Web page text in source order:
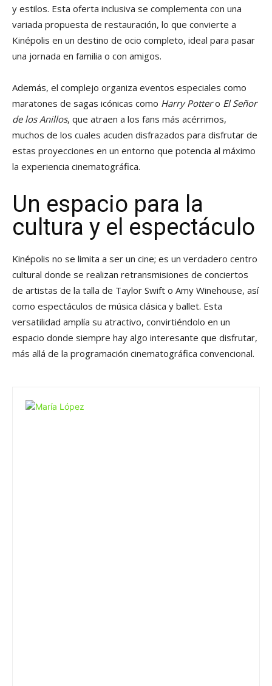
y estilos. Esta oferta inclusiva se complementa con una
variada propuesta de restauración, lo que convierte a
Kinépolis en un destino de ocio completo, ideal para pasar
una jornada en familia o con amigos.
Además, el complejo organiza eventos especiales como
maratones de sagas icónicas como Harry Pottero El Señor
de los Anillos, que atraen a los fans más acérrimos,
muchos de los cuales acuden disfrazados para disfrutar de
estas proyecciones en un entorno que potencia al máximo
la experiencia cinematográfica.
Un espacio para la
cultura y el espectáculo
Kinépolis no se limita a ser un cine; es un verdadero centro
cultural donde se realizan retransmisiones de conciertos
de artistas de la talla de Taylor Swift o Amy Winehouse, así
como espectáculos de música clásica y ballet. Esta
versatilidad amplía su atractivo, convirtiéndolo en un
espacio donde siempre hay algo interesante que disfrutar,
más allá de la programación cinematográfica convencional.